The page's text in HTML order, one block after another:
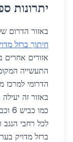
יתרונות
באזור הדרום
חיתוך ברזל
התעשייה
הדרומי למרכז
באזור זה
לכל רחבי
ברזל מדויק